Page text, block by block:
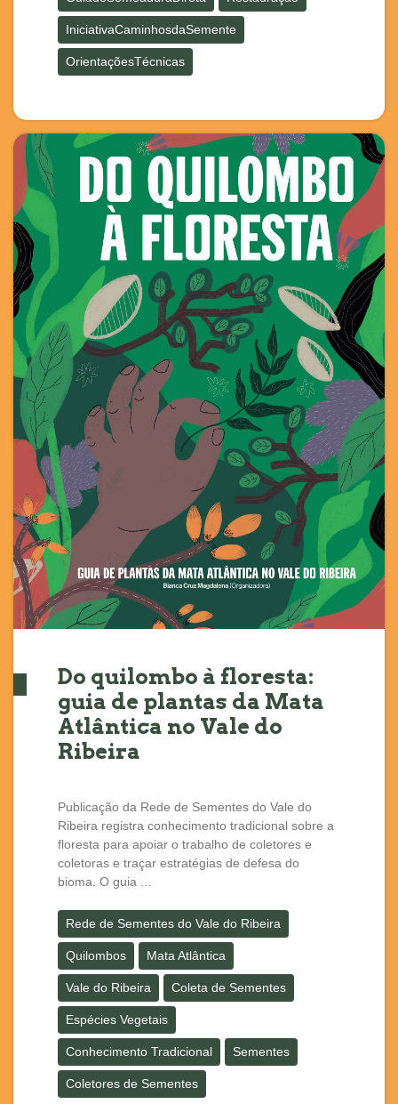
IniciativaCaminhosdaSemente
OrientaçõesTécnicas
Do quilombo à floresta:
guia de plantas da Mata
Atlântica no Vale do
Ribeira
Publicação da Rede de Sementes do Vale do
Ribeira registra conhecimento tradicional sobre a
floresta para apoiar o trabalho de coletores e
coletoras e traçar estratégias de defesa do
bioma. O guia ...
Rede de Sementes do Vale do Ribeira
Quilombos Mata Atlântica
Vale do Ribeira Coleta de Sementes
Espécies Vegetais
Conhecimento Tradicional Sementes
Coletores de Sementes